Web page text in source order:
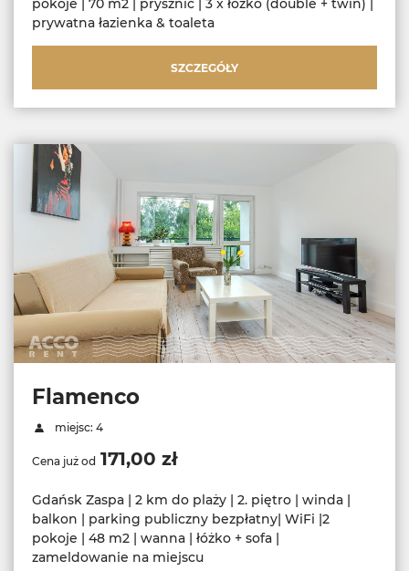
pokoje | 70 m2 | prysznic | 3 x łóżko (double + twin) |
prywatna łazienka & toaleta
SZCZEGÓŁY
Flamenco
miejsc: 4
Cena już od 171,00 zł
Gdańsk Zaspa | 2 km do plaży | 2. piętro | winda |
balkon | parking publiczny bezpłatny| WiFi |2
pokoje | 48 m2 | wanna | łóżko + sofa |
zameldowanie na miejscu